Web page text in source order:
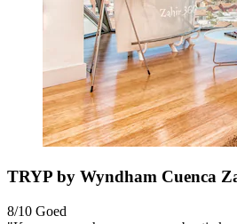
TRYP by Wyndham Cuenca
8/10 Goed